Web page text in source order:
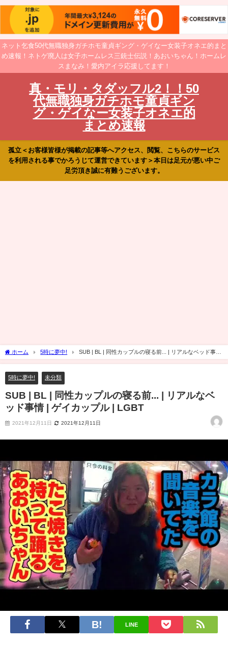
ネット乞食50代無職独身ガチホモ童貞ギング・ゲイなー女装子オネエ的まと
め速報！ネトゲ廃人は女子ホームレス三銃士伝説！あおいちゃん！ホームレ
スまなみ！愛内アイラ応援してます！
真・モリ・タダッフル2！！50
代無職独身ガチホモ童貞ギン
グ・ゲイなー女装子オネエ的
まとめ速報
孤立＜お客様皆様が掲載の記事等へアクセス、閲覧、こちらのサービス
を利用される事でかろうじて運営できています＞本日は足元が悪い中ご
足労頂き誠に有難うございます。
ホーム 5時に夢中!
SUB | BL | 同性カップルの寝る前... | リアルなベッド事情
| ゲイカップル | LGBT
5時に夢中! 未分類
SUB | BL | 同性カップルの寝る前... | リアルなベ
ッド事情 | ゲイカップル | LGBT
2021年12月11日 2021年12月11日
LINE